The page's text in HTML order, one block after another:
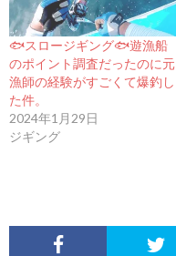
🐟スロージギング🐟遊漁船
のポイント調査だったのに元
漁師の経験がすごくて爆釣し
た件。
2024年1月29日
ジギング